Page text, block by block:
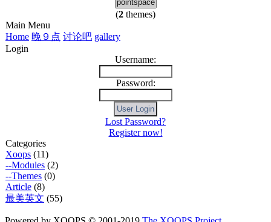
(2 themes)
Main Menu
Home 晚９点 讨论吧 gallery
Login
Username:
Password:
Lost Password?
Register now!
Categories
Xoops (11)
--Modules (2)
--Themes (0)
Article (8)
最美英文 (55)